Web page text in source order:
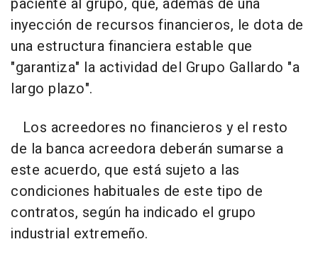
inyección de recursos financieros, le dota de
una estructura financiera estable que
"garantiza" la actividad del Grupo Gallardo "a
largo plazo".
Los acreedores no financieros y el resto
de la banca acreedora deberán sumarse a
este acuerdo, que está sujeto a las
condiciones habituales de este tipo de
contratos, según ha indicado el grupo
industrial extremeño.